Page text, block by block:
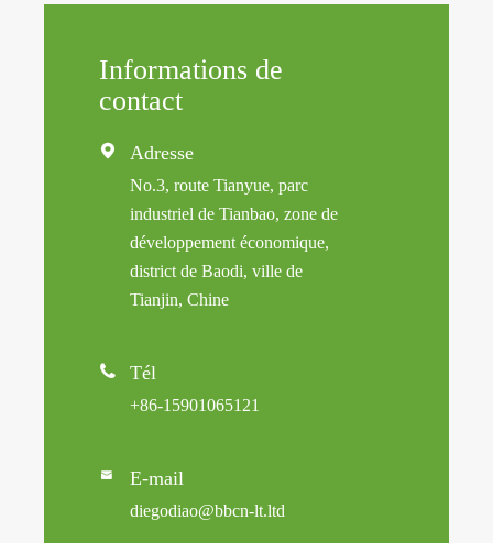
Informations de
contact
 Adresse
No.3, route Tianyue, parc
industriel de Tianbao, zone de
développement économique,
district de Baodi, ville de
Tianjin, Chine
 Tél
+86-15901065121
 E-mail
diegodiao@bbcn-lt.ltd